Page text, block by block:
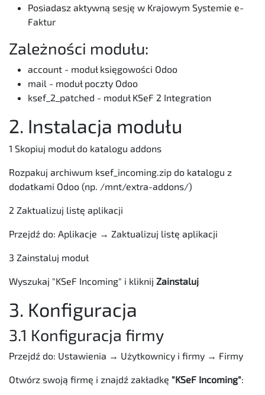
Posiadasz aktywną sesję w Krajowym Systemie e-
Faktur
Zależności modułu:
account - moduł księgowości Odoo
mail - moduł poczty Odoo
ksef_2_patched - moduł KSeF 2 Integration
2. Instalacja modułu
1 Skopiuj moduł do katalogu addons
Rozpakuj archiwum ksef_incoming.zip do katalogu z
dodatkami Odoo (np. /mnt/extra-addons/)
2 Zaktualizuj listę aplikacji
Przejdź do: Aplikacje → Zaktualizuj listę aplikacji
3 Zainstaluj moduł
Wyszukaj "KSeF Incoming" i kliknij Zainstaluj
3. Konfiguracja
3.1 Konfiguracja firmy
Przejdź do: Ustawienia → Użytkownicy i firmy → Firmy
Otwórz swoją firmę i znajdź zakładkę "KSeF Incoming":